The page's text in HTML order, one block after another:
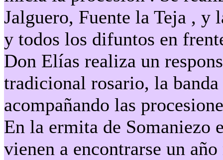
Jalguero, Fuente la Teja , y
y todos los difuntos en
Don Elías realiza un
tradicional rosario, la banda
acompañando las
En la ermita de Somaniezo
vienen a encontrarse un